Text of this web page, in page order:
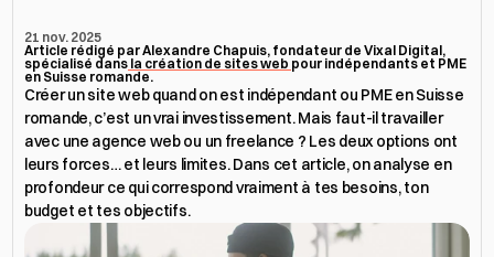
Tarifs
Avis
Ressources
pourcréer
21 nov. 2025
Article rédigé par Alexandre Chapuis, fondateur de Vixal Digital,
spécialisé dans la création de sites web pour indépendants et PME
en Suisse romande.
Créer un site web quand on est indépendant ou PME en Suisse
romande, c’est un vrai investissement. Mais faut-il travailler
avec une agence web ou un freelance ? Les deux options ont
leurs forces… et leurs limites. Dans cet article, on analyse en
profondeur ce qui correspond vraiment à tes besoins, ton
budget et tes objectifs.